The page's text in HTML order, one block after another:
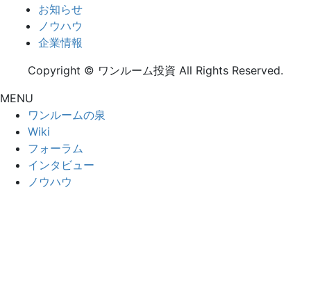
お知らせ
ノウハウ
企業情報
Copyright © ワンルーム投資 All Rights Reserved.
MENU
ワンルームの泉
Wiki
フォーラム
インタビュー
ノウハウ